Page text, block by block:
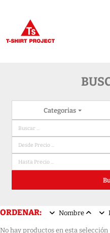
Categorias
ORDENAR: Nombre
No hay productos en esta selección